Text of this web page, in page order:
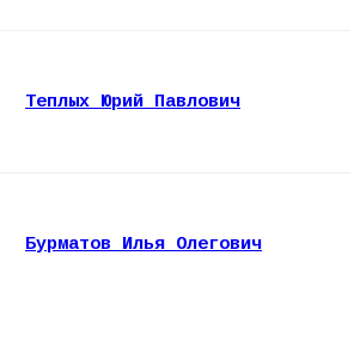
Теплых Юрий Павлович
Бурматов Илья Олегович